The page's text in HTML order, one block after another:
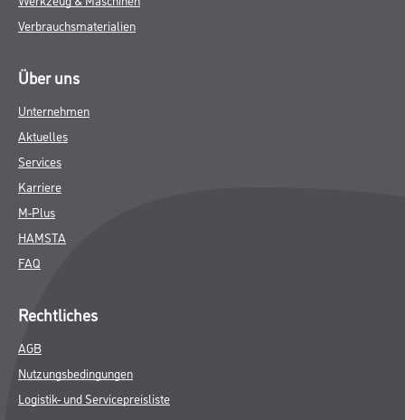
Verbrauchsmaterialien
Über uns
Unternehmen
Aktuelles
Services
Karriere
M-Plus
HAMSTA
FAQ
Rechtliches
AGB
Nutzungsbedingungen
Logistik- und Servicepreisliste